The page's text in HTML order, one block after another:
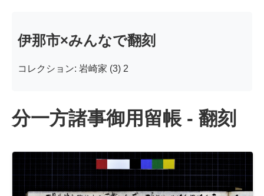
伊那市×みんなで翻刻
コレクション: 岩崎家 (3) 2
分一方諸事御用留帳 - 翻刻